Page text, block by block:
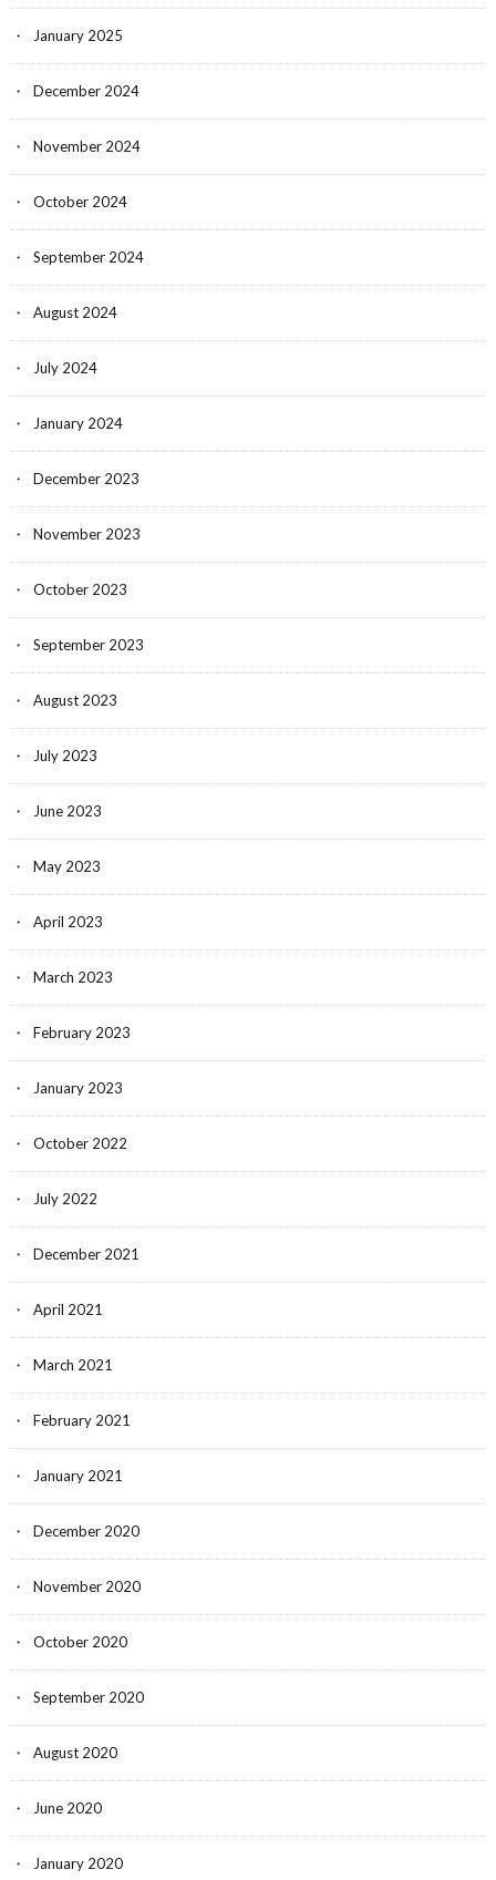
January 2025
December 2024
November 2024
October 2024
September 2024
August 2024
July 2024
January 2024
December 2023
November 2023
October 2023
September 2023
August 2023
July 2023
June 2023
May 2023
April 2023
March 2023
February 2023
January 2023
October 2022
July 2022
December 2021
April 2021
March 2021
February 2021
January 2021
December 2020
November 2020
October 2020
September 2020
August 2020
June 2020
January 2020